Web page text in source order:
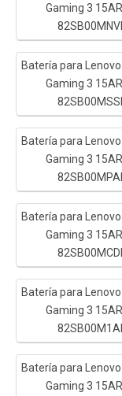
Gaming 3
Batería para
Gaming 3
Batería para
Gaming 3
Batería para
Gaming 3
Batería para
Gaming 3
Batería para
Gaming 3